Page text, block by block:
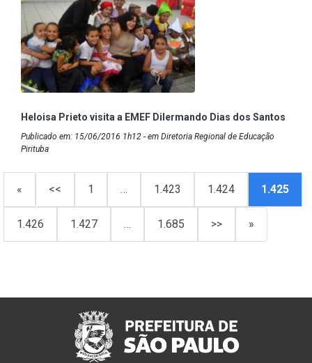
Heloisa Prieto visita a EMEF Dilermando Dias dos Santos
Publicado em: 15/06/2016 1h12 - em Diretoria Regional de Educação
Pirituba
« << 1 … 1.423 1.424 1.425
1.426 1.427 … 1.685 >> »